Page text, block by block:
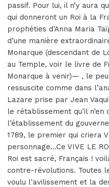
passif. Pour lui, il n’y aura
qui donneront un Roi à la
prophéties d’Anna Maria
d’une manière
Monarque (descendant de
au Temple, voir le livre de
Monarque à venir)— , le
ressuscite comme dans
Lazare prise par Jean
le rétablissement qu’il
l’établissement du
1789, le premier qui criera
personnage…Ce VIVE LE
Roi est sacré, Français !
contre-révolutions. Toutes
voulu l’avilissement et la